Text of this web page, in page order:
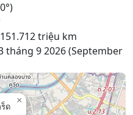
151.712 triệu km
tháng 9 2026 (September
ด
×